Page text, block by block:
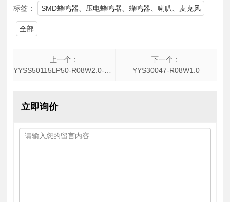
标签： SMD蜂鸣器、压电蜂鸣器、蜂鸣器、喇叭、麦克风
全部
上一个：
下一个：
YYS30047-R08W1.0
立即询价